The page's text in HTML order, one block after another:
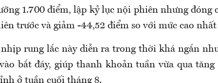
1.700 điểm, lập kỷ lục nội phiên nhưng đóng
trước và giảm -44,52 điểm so với mức cao
rung lắc này diễn ra trong thời khá ngắn
bắt đáy, giúp thanh khoản tuần vừa qua
ở tuần cuối tháng 8.